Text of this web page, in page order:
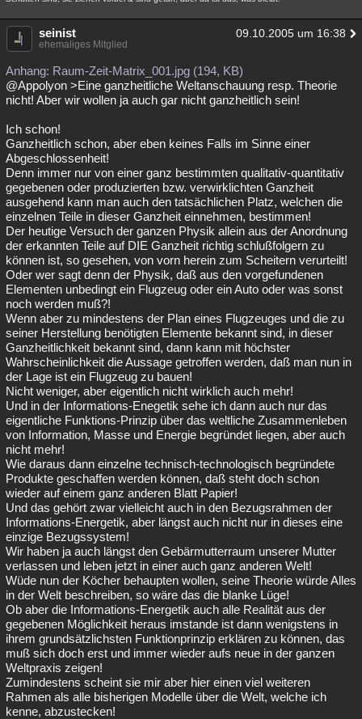
seinist 09.10.2005 um 16:38
ehemaliges Mitglied
Anhang: Raum-Zeit-Matrix_001.jpg (194, KB)
@Appolyon >Eine ganzheitliche Weltanschauung resp. Theorie
nicht! Aber wir wollen ja auch gar nicht ganzheitlich sein!
Ich schon!
Ganzheitlich schon, aber eben keines Falls im Sinne einer
Abgeschlossenheit!
Denn immer nur von einer ganz bestimmten qualitativ-quantitativ
gegebenen oder produzierten bzw. verwirklichten Ganzheit
ausgehend kann man auch den tatsächlichen Platz, welchen die
einzelnen Teile in dieser Ganzheit einnehmen, bestimmen!
Der heutige Versuch der ganzen Physik allein aus der Anordnung
der erkannten Teile auf DIE Ganzheit richtig schlußfolgern zu
können ist, so gesehen, von vorn herein zum Scheitern verurteilt!
Oder wer sagt denn der Physik, daß aus den vorgefundenen
Elementen unbedingt ein Flugzeug oder ein Auto oder was sonst
noch werden muß?!
Wenn aber zu mindestens der Plan eines Flugzeuges und die zu
seiner Herstellung benötigten Elemente bekannt sind, in dieser
Ganzheitlichkeit bekannt sind, dann kann mit höchster
Wahrscheinlichkeit die Aussage getroffen werden, daß man nun in
der Lage ist ein Flugzeug zu bauen!
Nicht weniger, aber eigentlich nicht wirklich auch mehr!
Und in der Informations-Enegetik sehe ich dann auch nur das
eigentliche Funktions-Prinzip über das weltliche Zusammenleben
von Information, Masse und Energie begründet liegen, aber auch
nicht mehr!
Wie daraus dann einzelne technisch-technologisch begründete
Produkte geschaffen werden können, daß steht doch schon
wieder auf einem ganz anderen Blatt Papier!
Und das gehört zwar vielleicht auch in den Bezugsrahmen der
Informations-Energetik, aber längst auch nicht nur in dieses eine
einzige Bezugssystem!
Wir haben ja auch längst den Gebärmutterraum unserer Mutter
verlassen und leben jetzt in einer auch ganz anderen Welt!
Wüde nun der Köcher behaupten wollen, seine Theorie würde Alles
in der Welt beschreiben, so wäre das die blanke Lüge!
Ob aber die Informations-Energetik auch alle Realität aus der
gegebenen Möglichkeit heraus imstande ist dann wenigstens in
ihrem grundsätzlichsten Funktionprinzip erklären zu können, das
muß sich doch erst und immer wieder aufs neue in der ganzen
Weltpraxis zeigen!
Zumindestens scheint sie mir aber hier einen viel weiteren
Rahmen als alle bisherigen Modelle über die Welt, welche ich
kenne, abzustecken!